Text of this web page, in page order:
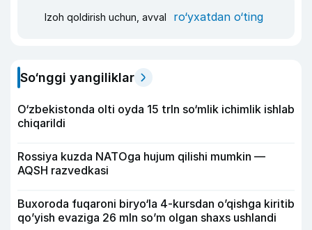
Izoh qoldirish uchun, avval ro‘yxatdan o‘ting
So‘nggi yangiliklar
O‘zbekistonda olti oyda 15 trln so‘mlik ichimlik ishlab
chiqarildi
Rossiya kuzda NATOga hujum qilishi mumkin —
AQSH razvedkasi
Buxoroda fuqaroni biryo‘la 4-kursdan o’qishga kiritib
qo’yish evaziga 26 mln so’m olgan shaxs ushlandi